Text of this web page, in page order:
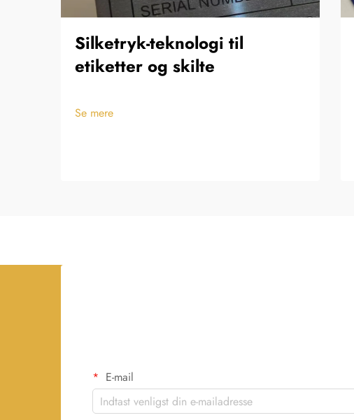
Silketryk-teknologi til
etiketter og skilte
Se mere
E-mail